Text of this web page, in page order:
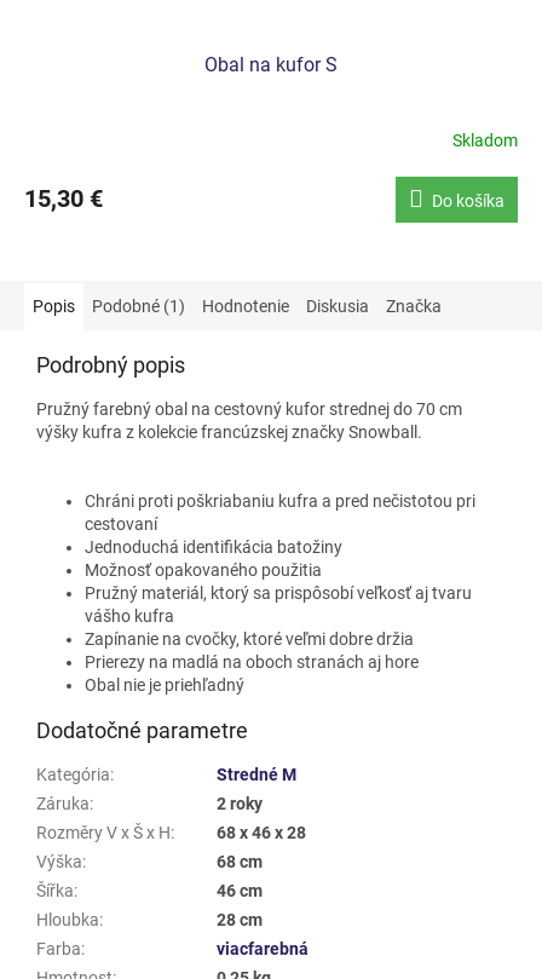
Obal na kufor S
Skladom
15,30 € Do košíka
Popis Podobné (1) Hodnotenie Diskusia Značka
Podrobný popis
Pružný farebný obal na cestovný kufor strednej do 70 cm
výšky kufra z kolekcie francúzskej značky Snowball.
Chráni proti poškriabaniu kufra a pred nečistotou pri
cestovaní
Jednoduchá identifikácia batožiny
Možnosť opakovaného použitia
Pružný materiál, ktorý sa prispôsobí veľkosť aj tvaru
vášho kufra
Zapínanie na cvočky, ktoré veľmi dobre držia
Prierezy na madlá na oboch stranách aj hore
Obal nie je priehľadný
Dodatočné parametre
Kategória:
Stredné M
Záruka:
2 roky
Rozměry V x Š x H:
68 x 46 x 28
Výška:
68 cm
Šířka:
46 cm
Hloubka:
28 cm
Farba:
viacfarebná